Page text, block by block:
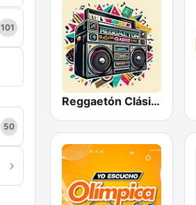
101
50
Reggaetón Clásicos